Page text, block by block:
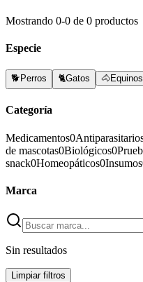
Mostrando 0-0 de 0 productos
Especie
🐕 Perros 🐈Gatos 🐴Equinos
Categoría
Medicamentos0
de mascotas0Biológicos0
snack0Homeopáticos0Insumos
Marca
Sin resultados
Limpiar filtros